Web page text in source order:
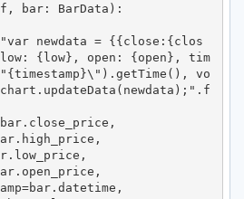
{low}, open: {open}, tim
vo